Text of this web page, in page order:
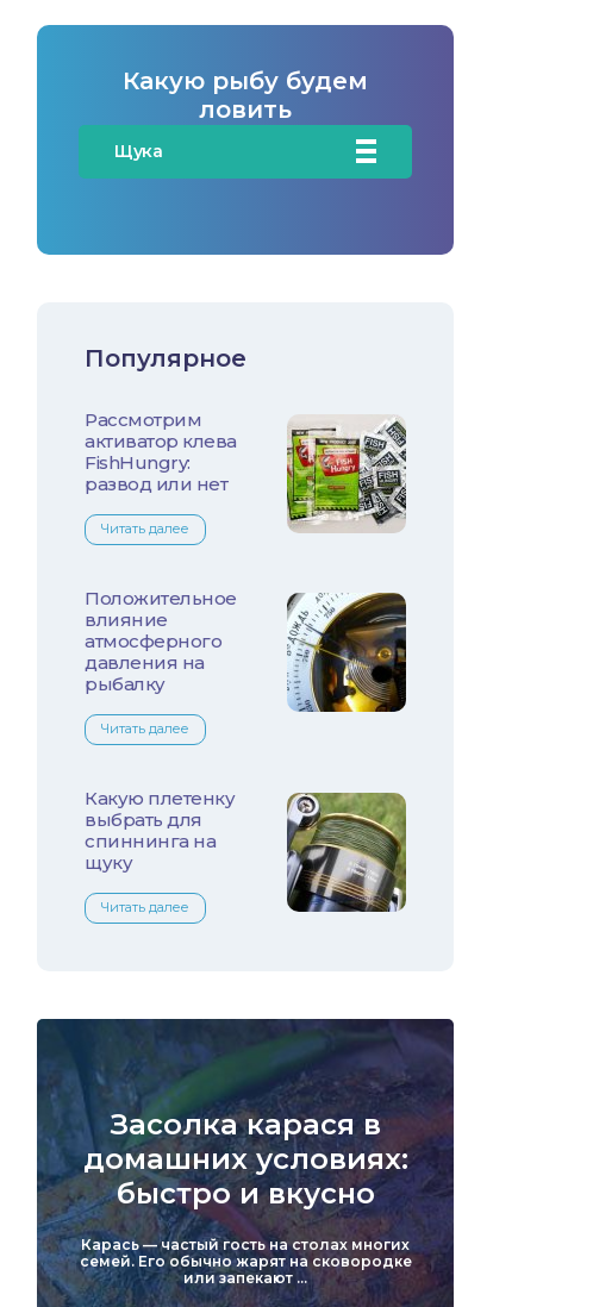
Какую рыбу будем
ловить
Щука
Карп/Сазан
Судак
Голавль
Жерех
Лещ
Язь
Линь
Налим
Осетр
Ротан
Уклейка
Форель
Хариус
Чехонь
Популярное
Рассмотрим
активатор клева
FishHungry:
развод или нет
Читать далее
Положительное
влияние
атмосферного
давления на
рыбалку
Читать далее
Какую плетенку
выбрать для
спиннинга на
щуку
Читать далее
Засолка карася в
домашних условиях:
быстро и вкусно
Карась — частый гость на столах многих
семей. Его обычно жарят на сковородке
или запекают ...